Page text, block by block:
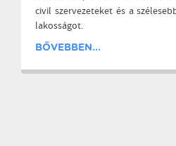
civil szervezeteket és a
lakosságot.
BŐVEBBEN...